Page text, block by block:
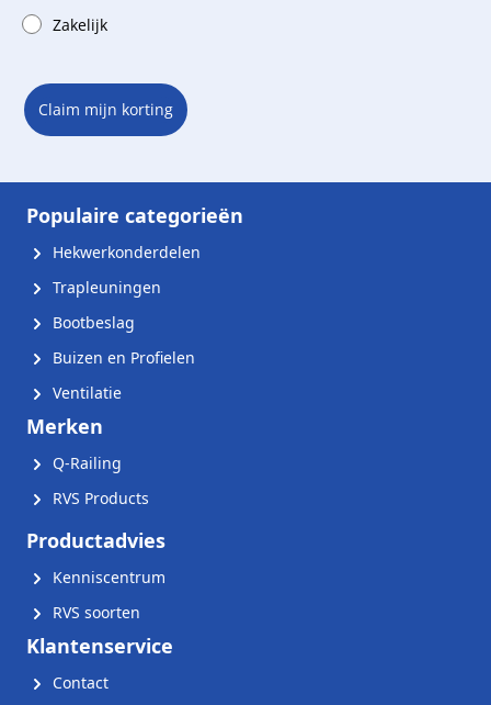
Zakelijk
Claim mijn korting
Populaire categorieën
Hekwerkonderdelen
Trapleuningen
Bootbeslag
Buizen en Profielen
Ventilatie
Merken
Q-Railing
RVS Products
Productadvies
Kenniscentrum
RVS soorten
Klantenservice
Contact